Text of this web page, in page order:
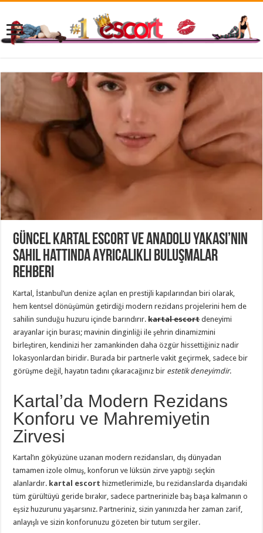
Güncel Kartal Escort ve Anadolu Yakası’nın
Sahil Hattında Ayrıcalıklı Buluşmalar
Rehberi
Kartal, İstanbul’un denize açılan en prestijli kapılarından biri olarak,
hem kentsel dönüşümün getirdiği modern rezidans projelerini hem de
sahilin sunduğu huzuru içinde barındırır.kartal escortdeneyimi
arayanlar için burası; mavinin dinginliği ile şehrin dinamizmini
birleştiren, kendinizi her zamankinden daha özgür hissettiğiniz nadir
lokasyonlardan biridir. Burada bir partnerle vakit geçirmek, sadece bir
görüşme değil, hayatın tadını çıkaracağınız bir estetik deneyimdir.
Kartal’da Modern Rezidans
Konforu ve Mahremiyetin
Zirvesi
Kartal’ın gökyüzüne uzanan modern rezidansları, dış dünyadan
tamamen izole olmuş, konforun ve lüksün zirve yaptığı seçkin
alanlardır. kartal escort hizmetlerimizle, bu rezidanslarda dışarıdaki
tüm gürültüyü geride bırakır, sadece partnerinizle baş başa kalmanın o
eşsiz huzurunu yaşarsınız. Partneriniz, sizin yanınızda her zaman zarif,
anlayışlı ve sizin konforunuzu gözeten bir tutum sergiler.